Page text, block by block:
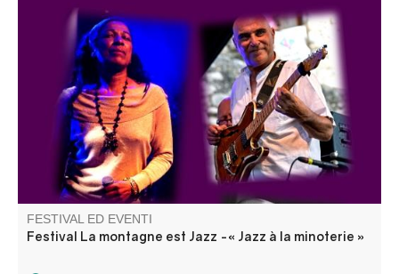
Un concert de jazz en extérieur proposé par l’association
Odalie dans le cadre du festival « La montagne est jazz ».
Repli sur la salle culturelle multifonctions CCAPV (Saint-
André-les-Alpes) en cas de mauvais temps.
FESTIVAL ED EVENTI
Festival La montagne est Jazz -« Jazz à la minoterie »